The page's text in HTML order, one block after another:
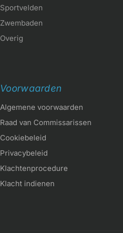
Sportvelden
Zwembaden
Overig
Voorwaarden
Algemene voorwaarden
Raad van Commissarissen
Cookiebeleid
Privacybeleid
Klachtenprocedure
Klacht indienen